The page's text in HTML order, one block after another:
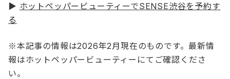
▶ ホットペッパービューティーでSENSE渋谷を予約す
る
※本記事の情報は2026年2月現在のものです。最新情
報はホットペッパービューティーにてご確認くださ
い。